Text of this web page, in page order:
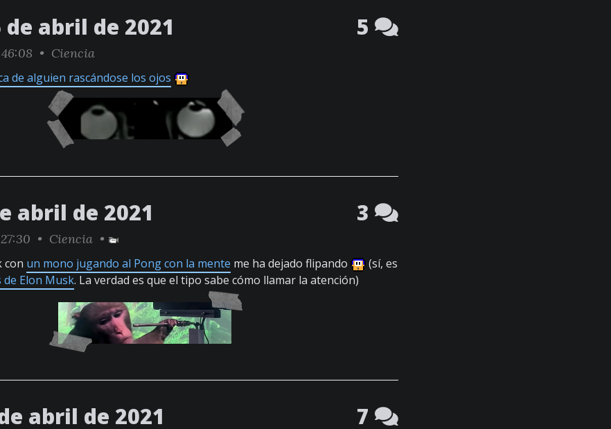
abril de 2021 5
• Ciencia
de alguien rascándose los ojos
abril de 2021 3
• Ciencia •
con un mono jugando al Pong con la mente me ha dejado flipando
(sí, es
de Elon Musk. La verdad es que el tipo sabe cómo llamar la atención)
abril de 2021 7